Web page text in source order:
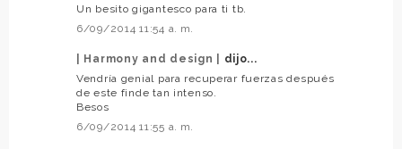
Un besito gigantesco para ti tb.
6/09/2014 11:54 a. m.
| Harmony and design |
dijo...
Vendría genial para recuperar fuerzas después
de este finde tan intenso.
Besos
6/09/2014 11:55 a. m.